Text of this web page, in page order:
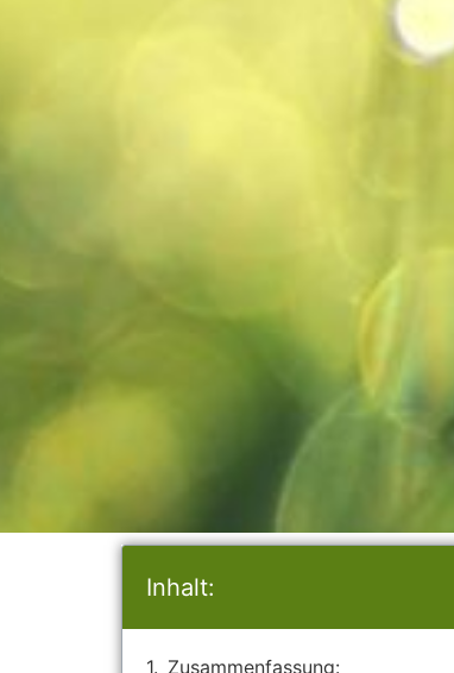
Inhalt:
Zusammenfassung: